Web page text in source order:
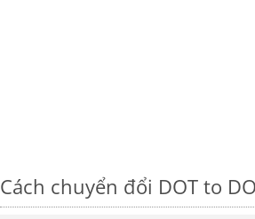
Cách chuyển đổi DOT to